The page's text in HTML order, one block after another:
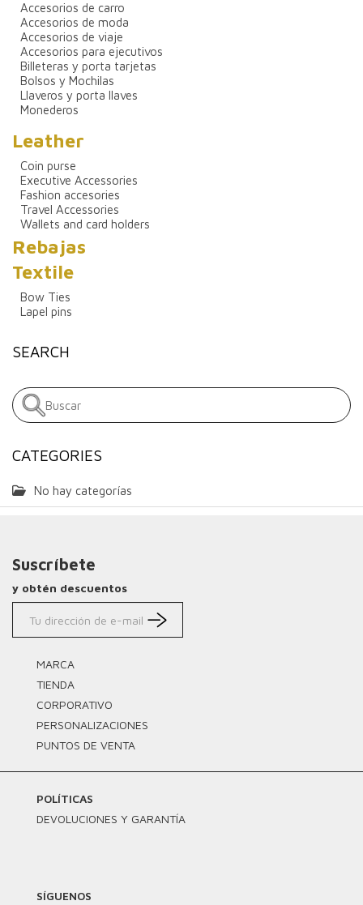
Accesorios de carro
Accesorios de moda
Accesorios de viaje
Accesorios para ejecutivos
Billeteras y porta tarjetas
Bolsos y Mochilas
Llaveros y porta llaves
Monederos
Leather
Coin purse
Executive Accessories
Fashion accesories
Travel Accessories
Wallets and card holders
Rebajas
Textile
Bow Ties
Lapel pins
SEARCH
CATEGORIES
No hay categorías
Suscríbete
y obtén descuentos
MARCA
TIENDA
CORPORATIVO
PERSONALIZACIONES
PUNTOS DE VENTA
POLÍTICAS
DEVOLUCIONES Y GARANTÍA
SÍGUENOS